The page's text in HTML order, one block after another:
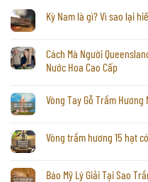
Kỳ Nam là gì? Vì sao lại
Cách Mà Người
Nước Hoa Cao Cấp
Vòng Tay Gỗ Trầm
Vòng trầm hương 15 hạt
Báo Mỹ Lý Giải Tại Sao